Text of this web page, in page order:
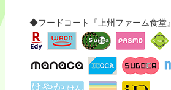
◆フードコート『上州ファーム食堂』